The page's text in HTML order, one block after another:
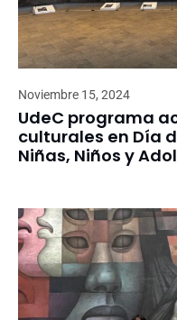
Noviembre 15, 2024
UdeC programa
culturales en Día
Niñas, Niños y